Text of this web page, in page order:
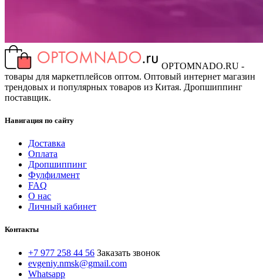
OPTOMNADO.RU -
товары для маркетплейсов оптом. Оптовый интернет магазин
трендовых и популярных товаров из Китая. Дропшиппинг
поставщик.
Навигация по сайту
Доставка
Оплата
Дропшиппинг
Фулфилмент
FAQ
О нас
Личный кабинет
Контакты
+7 977 258 44 56 Заказать звонок
evgeniy.nmsk@gmail.com
Whatsapp